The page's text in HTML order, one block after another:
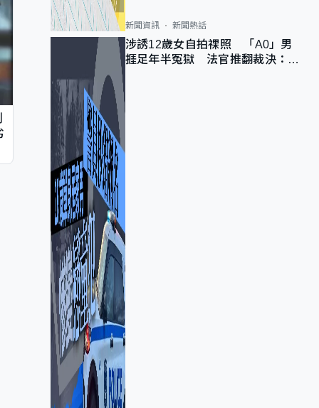
新聞資訊 新聞熱話
涉誘12歲女自拍祼照 「A0」男
捱足年半冤獄 法官推翻裁決：抄